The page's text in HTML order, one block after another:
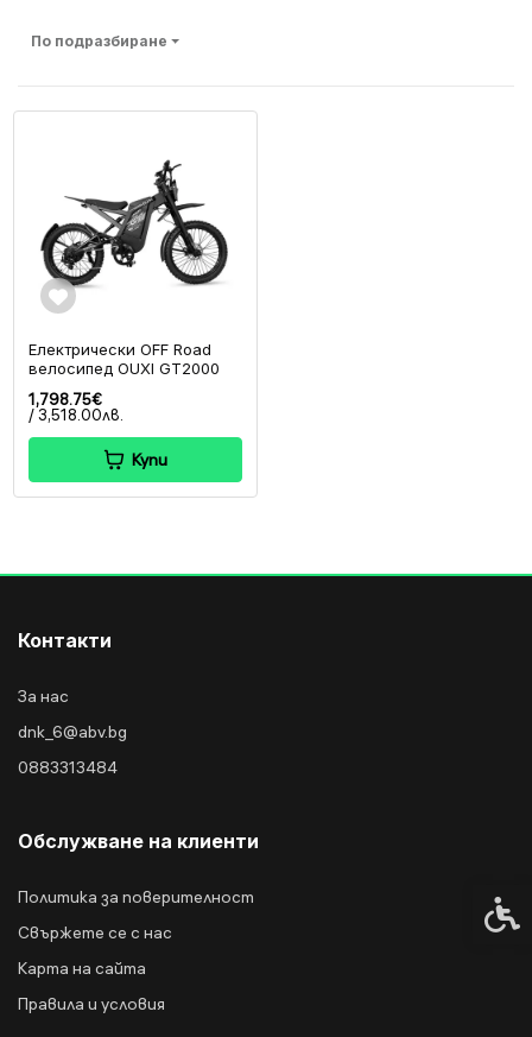
По подразбиране
Електрически OFF Road
велосипед OUXI GT2000
1,798.75€
/ 3,518.00лв.
Купи
Контакти
За нас
dnk_6@abv.bg
0883313484
Обслужване на клиенти
Политика за поверителност
Свържете се с нас
Карта на сайта
Правила и условия